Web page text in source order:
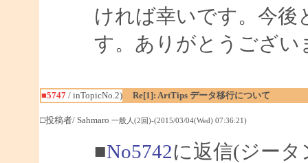
ければ幸いです。今
す。ありがとうござい
■5747/ inTopicNo.2) Re[1]: ArtTips データ移行について
□投稿者/ Sahmaro 一般人(2回)-(2015/03/04(Wed) 07:36:21)
■No5742に返信(ジー